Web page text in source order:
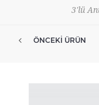
3'lü
ÖNCEKI ÜRÜN